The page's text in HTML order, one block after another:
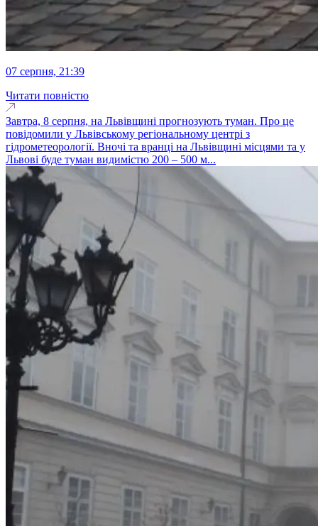
07 серпня, 21:39
Читати повністю
Завтра, 8 серпня, на Львівщині прогнозують туман. Про це
повідомили у Львівському регіональному центрі з
гідрометеорології. Вночі та вранці на Львівщині місцями та у
Львові буде туман видимістю 200 – 500 м...